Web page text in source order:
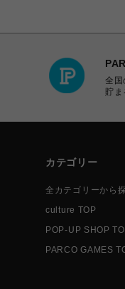
全
貯ま
カテゴリー
全カテゴリーから
culture TOP
POP-UP SHOP
PARCO GAMES